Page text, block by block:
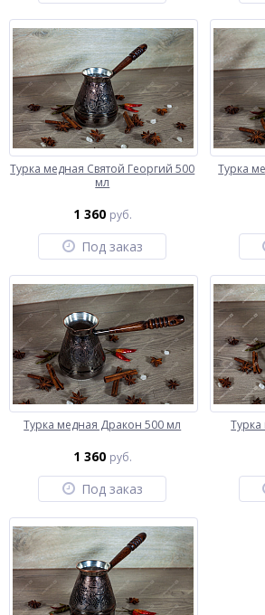
Турка медная Святой Георгий 500
мл
1 360 руб.
Под заказ
Турка
Турка медная Дракон 500 мл
1 360 руб.
Под заказ